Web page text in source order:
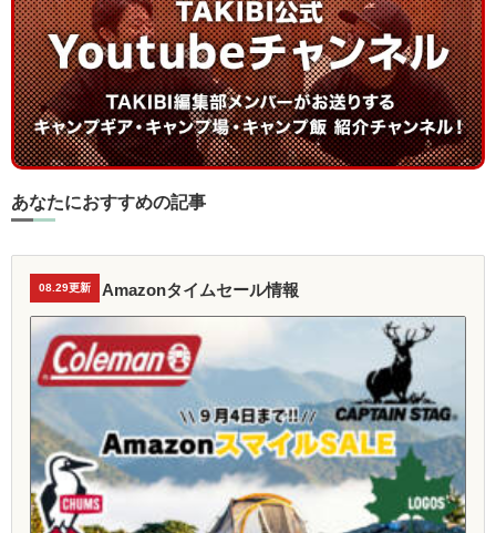
あなたにおすすめの記事
08.29更新 Amazonタイムセール情報